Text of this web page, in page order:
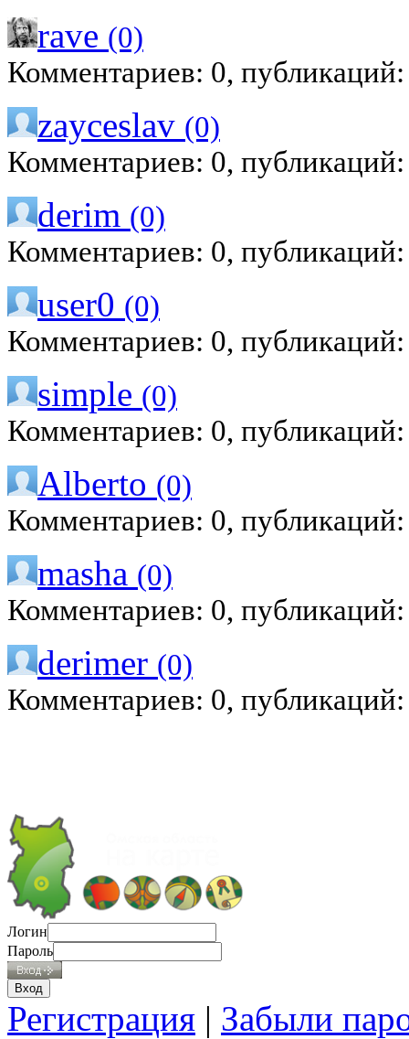
rave (0)
Комментариев: 0,
zayceslav (0)
Комментариев: 0,
derim (0)
Комментариев: 0,
user0 (0)
Комментариев: 0,
simple (0)
Комментариев: 0,
Alberto (0)
Комментариев: 0,
masha (0)
Комментариев: 0,
derimer (0)
Комментариев: 0,
Логин
Пароль
Регистрация | Забыли